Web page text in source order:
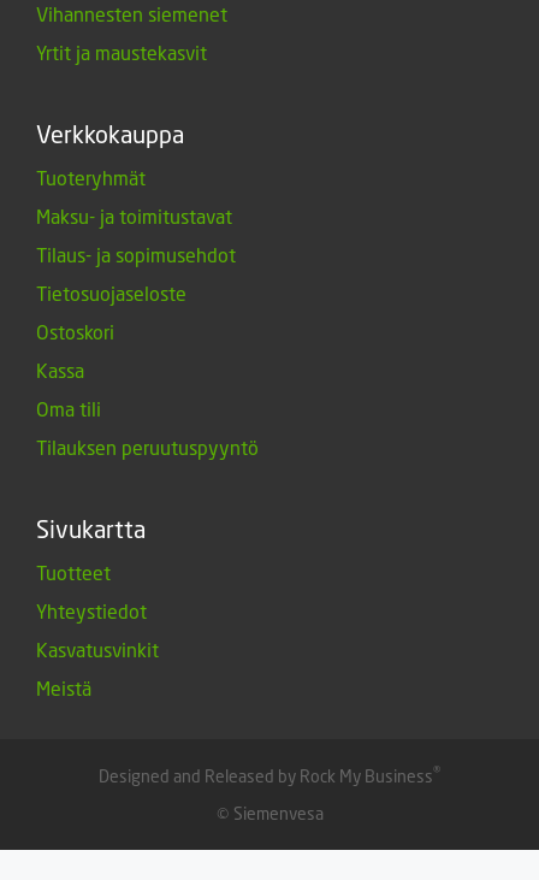
Vihannesten siemenet
Yrtit ja maustekasvit
Verkkokauppa
Tuoteryhmät
Maksu- ja toimitustavat
Tilaus- ja sopimusehdot
Tietosuojaseloste
Ostoskori
Kassa
Oma tili
Tilauksen peruutuspyyntö
Sivukartta
Tuotteet
Yhteystiedot
Kasvatusvinkit
Meistä
Designed and Released by Rock My Business®
© Siemenvesa